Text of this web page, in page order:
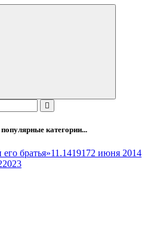
категории...
братья»11.1419172 июня 2014
2023